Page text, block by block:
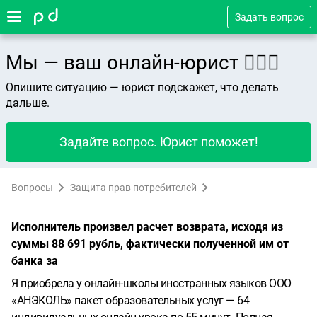
Задать вопрос
Мы — ваш онлайн-юрист 👨🏻‍⚖️
Опишите ситуацию — юрист подскажет, что делать
дальше.
Задайте вопрос. Юрист поможет!
Вопросы Защита прав потребителей
Исполнитель произвел расчет возврата, исходя из
суммы 88 691 рубль, фактически полученной им от
банка за
Я приобрела у онлайн-школы иностранных языков ООО
«АНЭКОЛЬ» пакет образовательных услуг — 64